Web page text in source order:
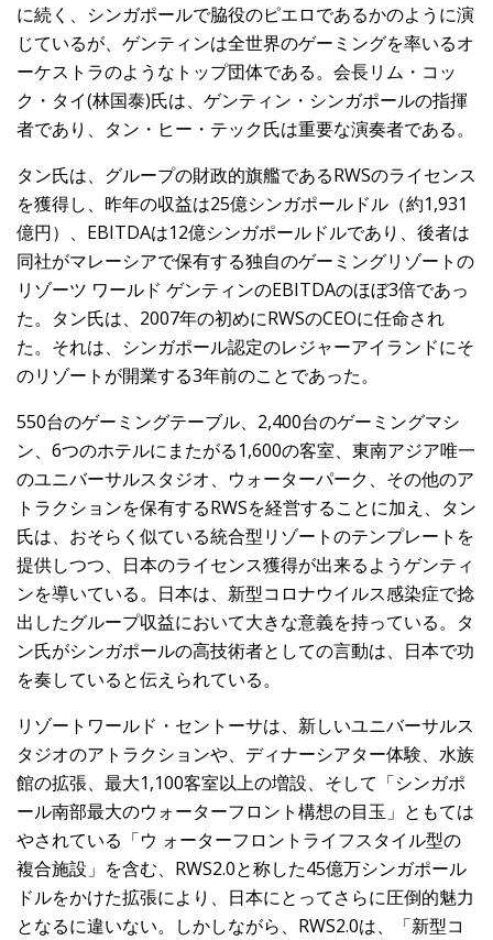
に続く、シンガポールで脇役のピエロであるかのように演
じているが、ゲンティンは全世界のゲーミングを率いるオ
ーケストラのようなトップ団体である。会長リム・コッ
ク・タイ(林国泰)氏は、ゲンティン・シンガポールの指揮
者であり、タン・ヒー・テック氏は重要な演奏者である。
タン氏は、グループの財政的旗艦であるRWSのライセンス
を獲得し、昨年の収益は25億シンガポールドル（約1,931
億円）、EBITDAは12億シンガポールドルであり、後者は
同社がマレーシアで保有する独自のゲーミングリゾートの
リゾーツ ワールド ゲンティンのEBITDAのほぼ3倍であっ
た。タン氏は、2007年の初めにRWSのCEOに任命され
た。それは、シンガポール認定のレジャーアイランドにそ
のリゾートが開業する3年前のことであった。
550台のゲーミングテーブル、2,400台のゲーミングマシ
ン、6つのホテルにまたがる1,600の客室、東南アジア唯一
のユニバーサルスタジオ、ウォーターパーク、その他のア
トラクションを保有するRWSを経営することに加え、タン
氏は、おそらく似ている統合型リゾートのテンプレートを
提供しつつ、日本のライセンス獲得が出来るようゲンティ
ンを導いている。日本は、新型コロナウイルス感染症で捻
出したグループ収益において大きな意義を持っている。タ
ン氏がシンガポールの高技術者としての言動は、日本で功
を奏していると伝えられている。
リゾートワールド・セントーサは、新しいユニバーサルス
タジオのアトラクションや、ディナーシアター体験、水族
館の拡張、最大1,100客室以上の増設、そして「シンガポ
ール南部最大のウォーターフロント構想の目玉」ともては
やされている「ウ ォーターフロントライフスタイル型の
複合施設」を含む、RWS2.0と称した45億万シンガポール
ドルをかけた拡張により、日本にとってさらに圧倒的魅力
となるに違いない。しかしながら、RWS2.0は、「新型コ